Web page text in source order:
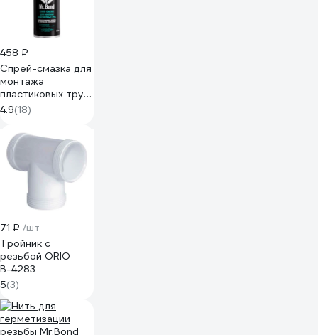
458 ₽
Спрей-смазка для
монтажа
пластиковых труб
ПВХ Mr.Bond 907
MB4090700210
4.9(18)
71 ₽ /шт
Тройник с
резьбой ORIO
В-4283
5(3)